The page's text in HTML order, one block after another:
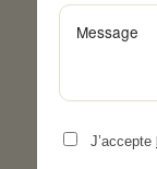
J’accepte